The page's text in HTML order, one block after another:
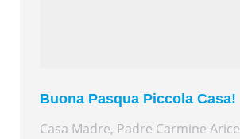
Buona Pasqua Piccola Casa!
Casa Madre, Padre Carmine Arice